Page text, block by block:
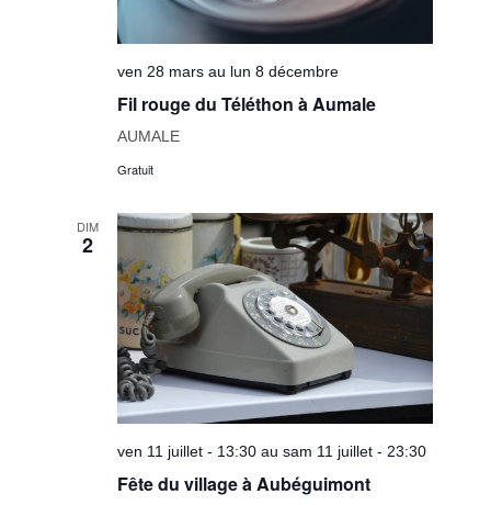
ven 28 mars au lun 8 décembre
Fil rouge du Téléthon à Aumale
AUMALE
Gratuit
DIM
2
ven 11 juillet - 13:30 au sam 11 juillet - 23:30
Fête du village à Aubéguimont